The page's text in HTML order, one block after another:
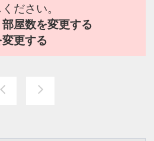
ださい。
部屋数を変更する
変更する